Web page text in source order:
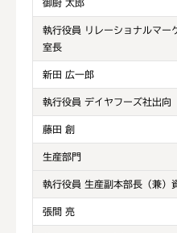
御厨 太郎
執行役員 リレーショナルマー
室長
新田 広一郎
執行役員 デイヤフーズ社出向
藤田 創
生産部門
執行役員 生産副本部長（兼）
張間 亮